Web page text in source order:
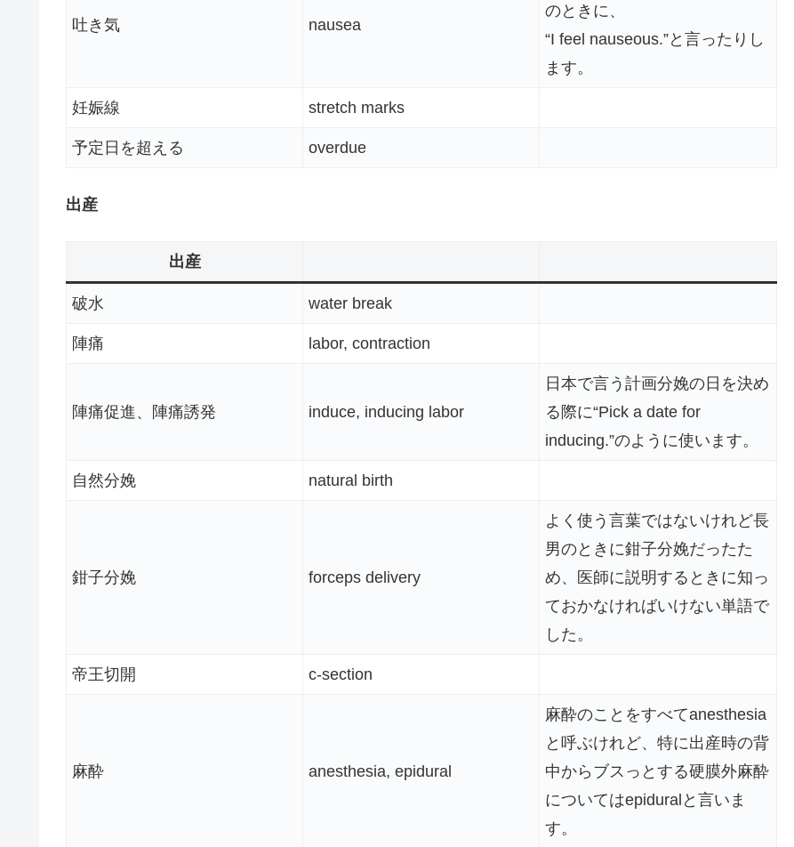
吐き気 nausea
のときに、
“I feel nauseous.”と言ったりし
ます。
妊娠線 stretch marks
予定日を超える overdue
出産
出産
破水 water break
陣痛 labor, contraction
陣痛促進、陣痛誘発 induce, inducing labor
日本で言う計画分娩の日を決め
る際に“Pick a date for
inducing.”のように使います。
自然分娩 natural birth
鉗子分娩 forceps delivery
よく使う言葉ではないけれど長
男のときに鉗子分娩だったた
め、医師に説明するときに知っ
ておかなければいけない単語で
した。
帝王切開 c-section
麻酔 anesthesia, epidural
麻酔のことをすべてanesthesia
と呼ぶけれど、特に出産時の背
中からブスっとする硬膜外麻酔
についてはepiduralと言いま
す。